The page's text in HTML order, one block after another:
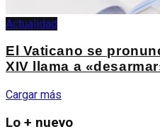
Actualidad
El Vaticano se
XIV llama a
Cargar más
Lo + nuevo